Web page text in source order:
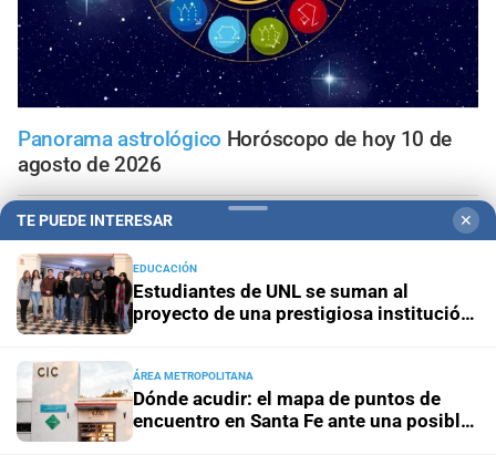
Panorama astrológico Horóscopo de hoy 10 de
agosto de 2026
Horóscopo del díaHoróscopo de hoy para Piscis: 10 de
agosto de 2026
Horóscopo del día Horóscopo de hoy para Acuario: 10
de agosto de 2026
Horóscopo del día Horóscopo de hoy para Capricornio:
10 de agosto de 2026
TE PUEDE INTERESAR ✕
EDUCACIÓN
Estudiantes de UNL se suman al
proyecto de una prestigiosa institución
ÁREA METROPOLITANA
Dónde acudir: el mapa de puntos de
encuentro en Santa Fe ante una posible